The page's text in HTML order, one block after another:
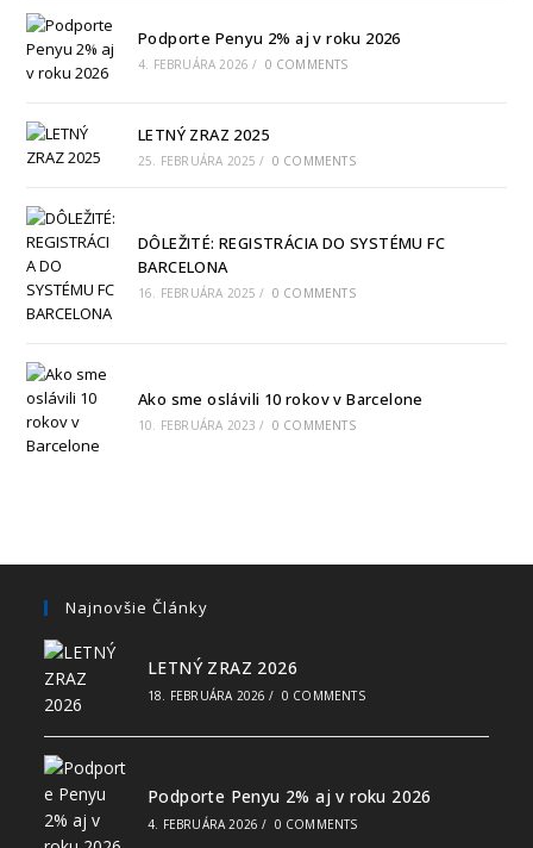
Podporte Penyu 2% aj v roku 2026
4. FEBRUÁRA 2026 / 0 COMMENTS
LETNÝ ZRAZ 2025
25. FEBRUÁRA 2025 / 0 COMMENTS
DÔLEŽITÉ: REGISTRÁCIA DO SYSTÉMU FC
BARCELONA
16. FEBRUÁRA 2025 / 0 COMMENTS
Ako sme oslávili 10 rokov v Barcelone
10. FEBRUÁRA 2023 / 0 COMMENTS
Najnovšie Články
LETNÝ ZRAZ 2026
18. FEBRUÁRA 2026 / 0 COMMENTS
Podporte Penyu 2% aj v roku 2026
4. FEBRUÁRA 2026 / 0 COMMENTS